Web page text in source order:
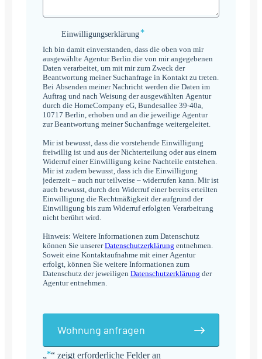
„*“ zeigt erforderliche Felder an
Einwilligungserklärung
Einwilligungserklärung*
Ich bin damit einverstanden, dass die oben von mir
ausgewählte Agentur Berlin die von mir angegebenen
Daten verarbeitet, um mit mir zum Zweck der
Beantwortung meiner Suchanfrage in Kontakt zu treten.
Bei Absenden meiner Nachricht werden die Daten im
Auftrag und nach Weisung der ausgewählten Agentur
durch die HomeCompany eG, Bundesallee 39-40a,
10717 Berlin, erhoben und an die jeweilige Agentur
zur Beantwortung meiner Suchanfrage weitergeleitet.
Mir ist bewusst, dass die vorstehende Einwilligung
freiwillig ist und aus der Nichterteilung oder aus einem
Widerruf einer Einwilligung keine Nachteile entstehen.
Mir ist zudem bewusst, dass ich die Einwilligung
jederzeit – auch nur teilweise – widerrufen kann. Mir ist
auch bewusst, durch den Widerruf einer bereits erteilten
Einwilligung die Rechtmäßigkeit der aufgrund der
Einwilligung bis zum Widerruf erfolgten Verarbeitung
nicht berührt wird.
Hinweis: Weitere Informationen zum Datenschutz
können Sie unsererDatenschutzerklärung entnehmen.
Soweit eine Kontaktaufnahme mit einer Agentur
erfolgt, können Sie weitere Informationen zum
Datenschutz der jeweiligen Datenschutzerklärung der
Agentur entnehmen.
Wohnung anfragen